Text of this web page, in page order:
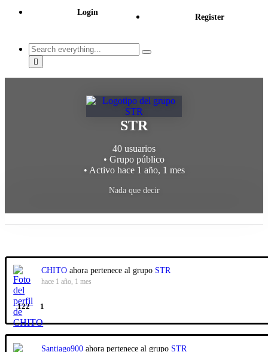
Login Register
Search
everything...
STR
40 usuarios
• Grupo público
• Activo hace 1 año, 1 mes
Nada que decir
CHITO ahora pertenece al grupo STR
hace 1 año, 1 mes
122 1
Santiago900 ahora pertenece al grupo STR